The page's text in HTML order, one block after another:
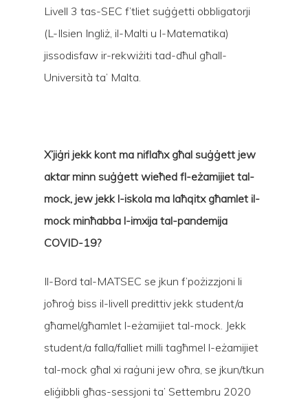
Livell 3 tas-SEC f’tliet suġġetti obbligatorji
(L-Ilsien Ingliż, il-Malti u l-Matematika)
jissodisfaw ir-rekwiżiti tad-dħul għall-
Università ta’ Malta.
X’jiġri jekk kont ma niflaħx għal suġġett jew
aktar minn suġġett wieħed fl-eżamijiet tal-
mock, jew jekk l-iskola ma laħqitx għamlet il-
mock minħabba l-imxija tal-pandemija
COVID-19?
Il-Bord tal-MATSEC se jkun f’pożizzjoni li
joħroġ biss il-livell predittiv jekk student/a
għamel/għamlet l-eżamijiet tal-mock. Jekk
student/a falla/falliet milli tagħmel l-eżamijiet
tal-mock għal xi raġuni jew oħra, se jkun/tkun
eliġibbli għas-sessjoni ta’ Settembru 2020